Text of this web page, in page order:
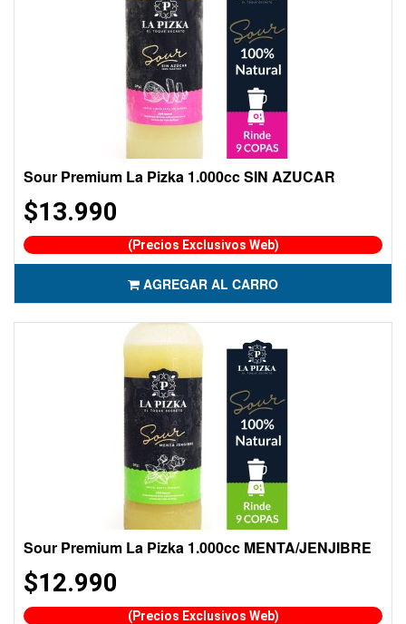
Sour Premium La Pizka 1.000cc SIN AZUCAR
$13.990
(Precios Exclusivos Web)
AGREGAR AL CARRO
Sour Premium La Pizka 1.000cc MENTA/JENJIBRE
$12.990
(Precios Exclusivos Web)